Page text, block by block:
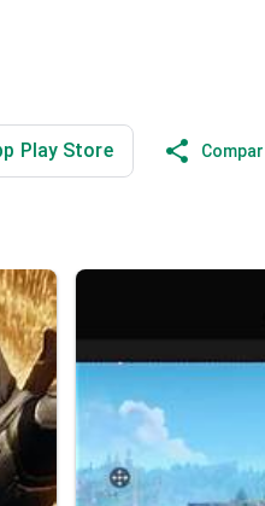
Play Store